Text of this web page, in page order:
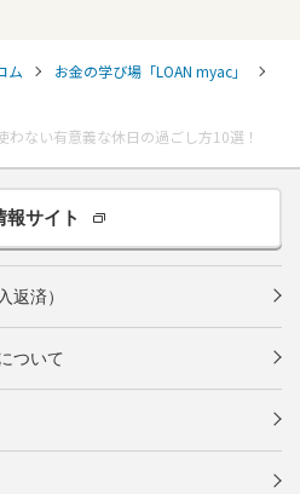
ム
お金の学び場「LOAN myac」
ない有意義な休日の過ごし方10選！
報サイト
返済）
ついて